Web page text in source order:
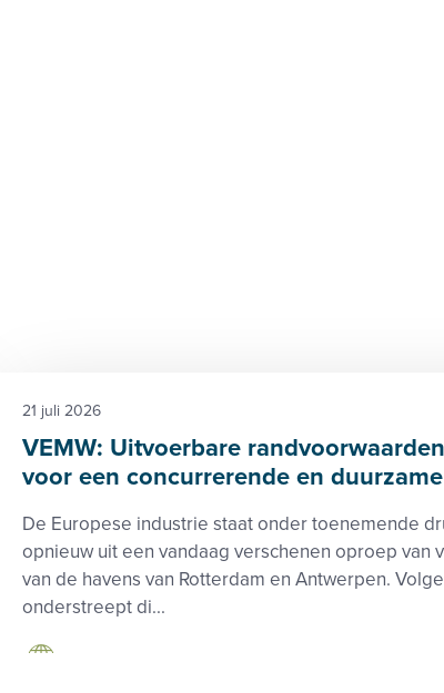
VEMW: Uitvoerbare
voor een concurrerende en
De Europese industrie staat onder toenemende
opnieuw uit een vandaag verschenen oproep van
van de havens van Rotterdam en Antwerpen.
onderstreept di...
21 juli 2026